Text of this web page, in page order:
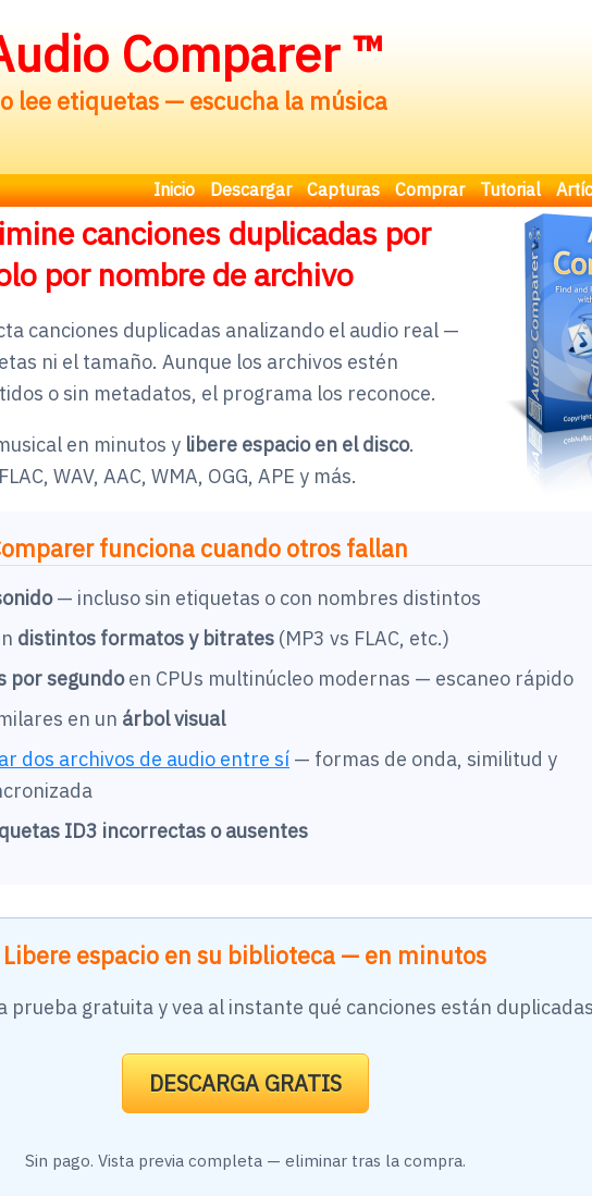
Comparer ™
lee etiquetas — escucha la música
Inicio Descargar Capturas Comprar Tutorial
canciones duplicadas por
por nombre de archivo
canciones duplicadas analizando el audio real —
ni el tamaño. Aunque los archivos estén
o sin metadatos, el programa los reconoce.
en minutos y libere espacio en el disco.
WAV, AAC, WMA, OGG, APE y más.
funciona cuando otros fallan
— incluso sin etiquetas o con nombres distintos
distintos formatos y bitrates (MP3 vs FLAC, etc.)
por segundoen CPUs multinúcleo modernas — escaneo rápido
en un árbol visual
dos archivos de audio entre sí — formas de onda, similitud y
ID3 incorrectas o ausentes
Libere espacio en su biblioteca — en minutos
prueba gratuita y vea al instante qué canciones están
DESCARGA GRATIS
Sin pago. Vista previa completa — eliminar tras la compra.